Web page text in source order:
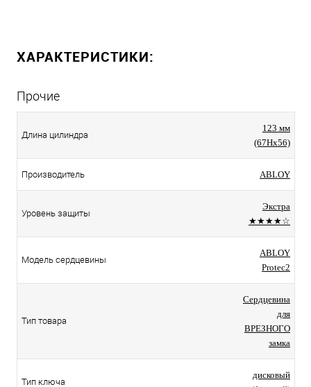
ХАРАКТЕРИСТИКИ:
Прочие
Длина цилиндра
123 мм
(67Hx56)
Производитель ABLOY
Уровень защиты
Экстра
★★★★☆
Модель сердцевины
ABLOY
Protec2
Тип товара
Сердцевина
для
ВРЕЗНОГО
замка
Тип ключа
дисковый